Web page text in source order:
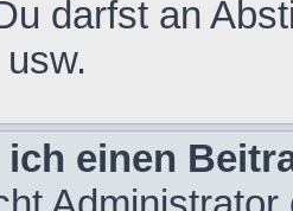
darfst an
ich einen